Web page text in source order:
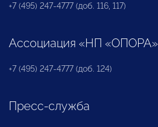
+7 (495) 247-4777 (доб. 116, 117)
Ассоциация «НП «ОПОРА»
+7 (495) 247-4777 (доб. 124)
Пресс-служба